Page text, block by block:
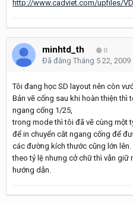
http://www.cadviet.com/upfiles/
minhtd_th 0
Đã đăng Tháng 5 22, 2009
Tôi đang học SD layout nên còn
Bản vẽ cống sau khi hoàn thiện thì
ngang cống 1/25,
trong mode thì tôi đã vẽ cùng một
để in chuyển cắt ngang cống để
các đường kích thước cũng lớn
theo tỷ lệ nhưng cở chữ thì vẫn
hướng dẫn.